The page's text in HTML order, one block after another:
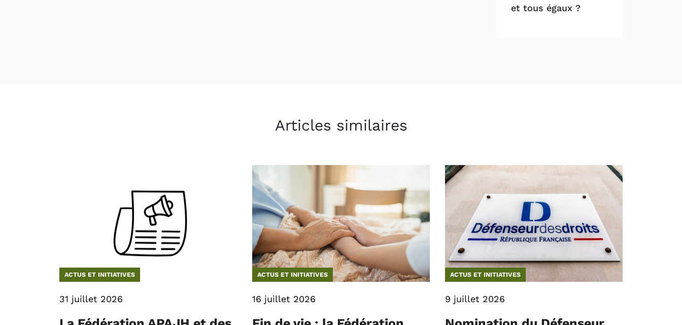
et tous égaux ?
Articles similaires
ACTUS ET INITIATIVES
31 juillet 2026
ACTUS ET INITIATIVES
16 juillet 2026
ACTUS ET INITIATIVES
9 juillet 2026